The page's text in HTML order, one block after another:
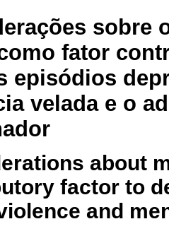
sobre
fator
episódios
velada e o
about
factor to
and